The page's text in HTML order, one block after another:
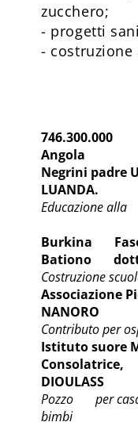
zucchero;
- progetti
- costruzione
746.300.000
Angola
Negrini padre
LUANDA.
Educazione
Burkina
Bationo dott.
Costruzione
Associazione
NANORO
Contributo per
Istituto suore
Consolatrice,
DIOULASS
Pozzo per
bimbi